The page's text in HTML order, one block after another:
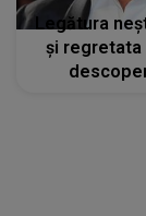
Legătura
și regretata